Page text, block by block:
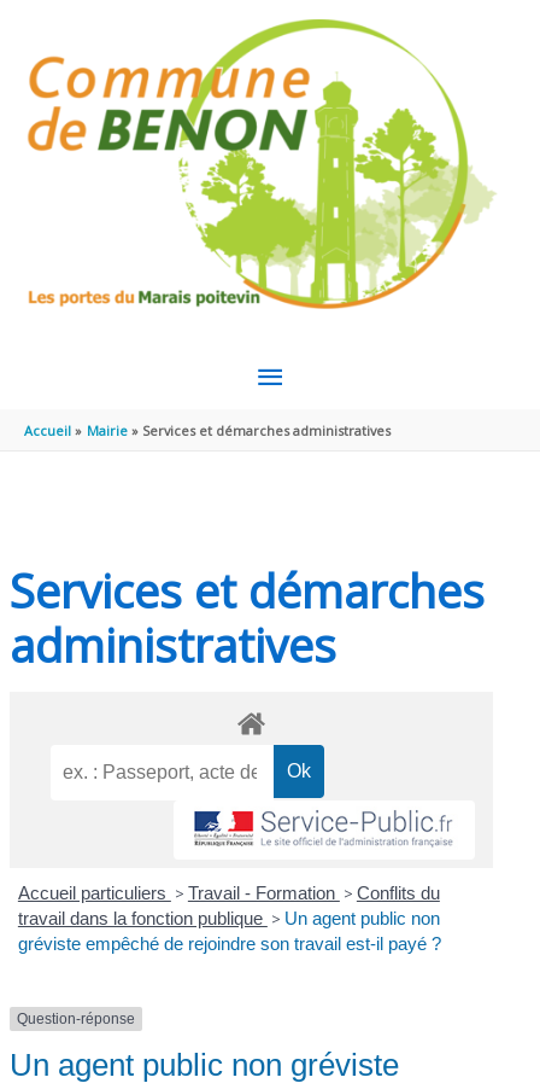
MENU
PRINCIPAL
Accueil Mairie Services et démarches administratives
Services et démarches
administratives
Accueil particuliers > Travail - Formation > Conflits du
travail dans la fonction publique > Un agent public non
gréviste empêché de rejoindre son travail est-il payé ?
Question-réponse
Un agent public non gréviste